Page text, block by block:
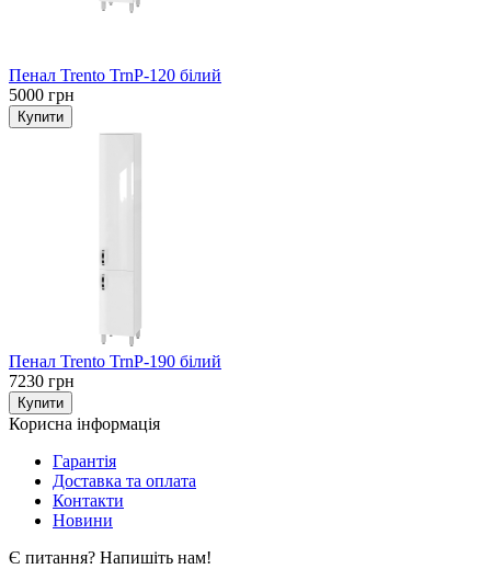
Пенал Trento TrnP-120 білий
5000 грн
Пенал Trento TrnP-190 білий
7230 грн
Корисна інформація
Гарантія
Доставка та оплата
Контакти
Новини
Є питання? Напишіть нам!